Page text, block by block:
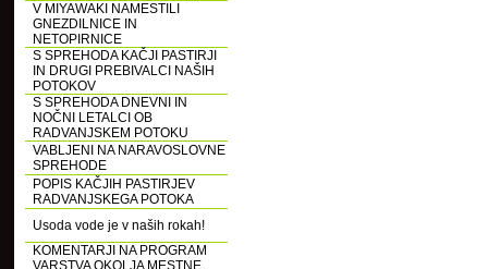
V MIYAWAKI NAMESTILI
GNEZDILNICE IN
NETOPIRNICE
S SPREHODA KAČJI PASTIRJI
IN DRUGI PREBIVALCI NAŠIH
POTOKOV
S SPREHODA DNEVNI IN
NOČNI LETALCI OB
RADVANJSKEM POTOKU
VABLJENI NA NARAVOSLOVNE
SPREHODE
POPIS KAČJIH PASTIRJEV
RADVANJSKEGA POTOKA
Usoda vode je v naših rokah!
KOMENTARJI NA PROGRAM
VARSTVA OKOLJA MESTNE